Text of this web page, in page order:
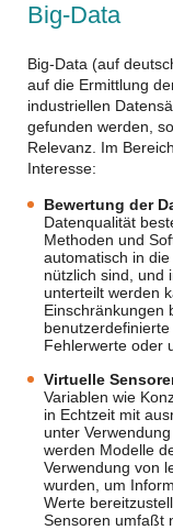
Big-Data
Big-Data (auf
auf die Ermittlung
industriellen
gefunden werden,
Relevanz. Im
Interesse:
Bewertung der
Datenqualität
Methoden und
automatisch in
nützlich sind, und
unterteilt werden
Einschränkungen
Fehlerwerte oder
Virtuelle
Variablen wie
in Echtzeit mit
unter
werden Modelle
Verwendung von
wurden, um
Werte
Sensoren umfaßt